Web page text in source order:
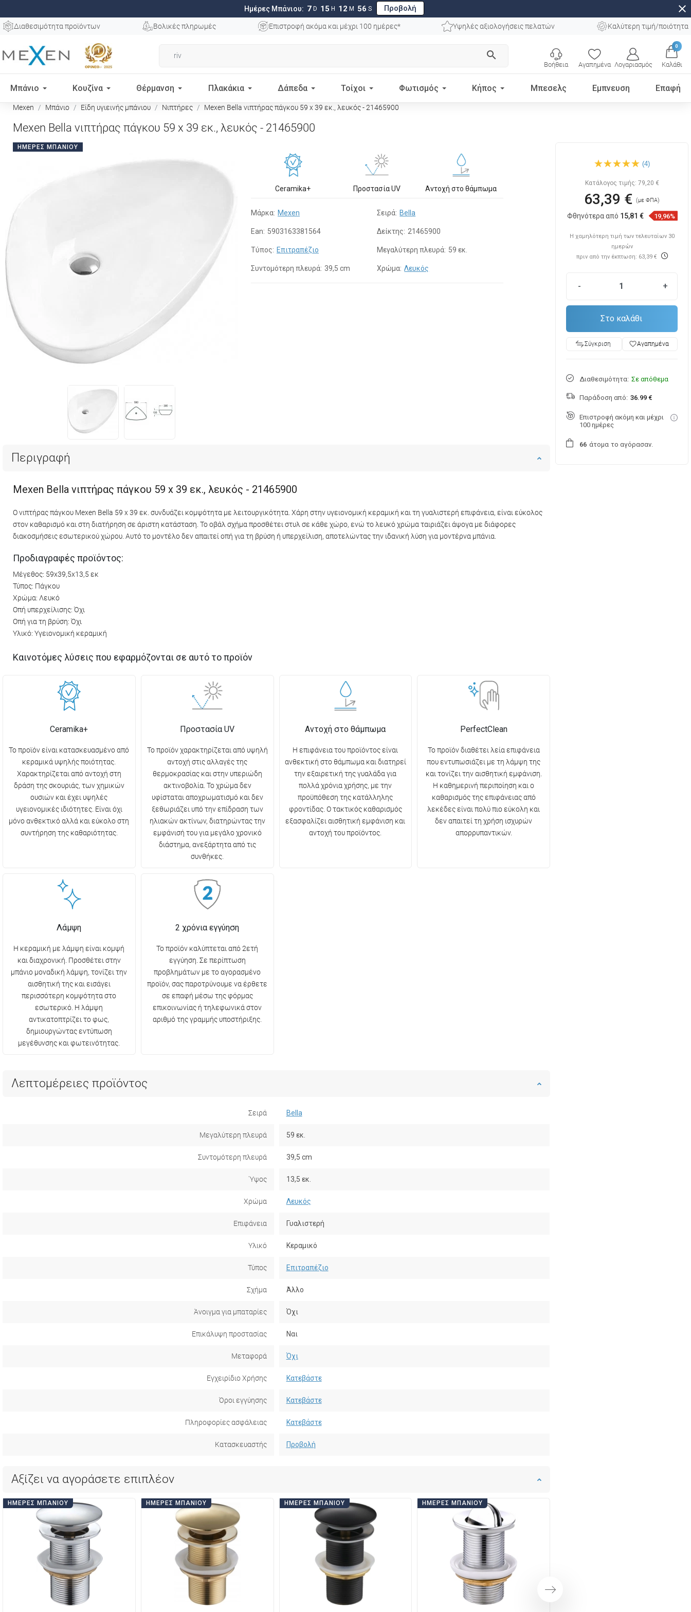
Ημέρες Μπάνιου: 7 D 15 H 12 M 55 S Προβολή close
Διαθεσιμότητα προϊόντων Βολικές πληρωμές Επιστροφή ακόμα και μέχρι 100 ημέρες* Υψηλές αξιολογήσεις πελατών Καλύτερη τιμή/ποιότητα
search
Αγαπημένα Λογαριασμός
0
Καλάθι
Βοήθεια
Μπάνιο Κουζίνα Θέρμανση Πλακάκια Δάπεδα Τοίχοι Φωτισμός Κήπος Μπεσελς Εμπνευση Επαφή
Mexen Μπάνιο Είδη υγιεινής μπάνιου Νιπτήρες Mexen Bella νιπτήρας πάγκου 59 x 39 εκ., λευκός - 21465900
Mexen Bella νιπτήρας πάγκου 59 x 39 εκ., λευκός - 21465900
ΗΜΈΡΕΣ ΜΠΆΝΙΟΥ
Ceramika+ Προστασία UV Αντοχή στο θάμπωμα
Μάρκα: Mexen Σειρά: Bella
Ean: 5903163381564 Δείκτης: 21465900
Τύπος: Επιτραπέζιο Μεγαλύτερη πλευρά: 59 εκ.
Συντομότερη πλευρά: 39,5 cm Χρώμα: Λευκός
Περιγραφή
Mexen Bella νιπτήρας πάγκου 59 x 39 εκ., λευκός - 21465900
Ο νιπτήρας πάγκου Mexen Bella 59 x 39 εκ. συνδυάζει κομψότητα με λειτουργικότητα. Χάρη στην υγειονομική κεραμική και τη γυαλιστερή επιφάνεια, είναι εύκολος
στον καθαρισμό και στη διατήρηση σε άριστη κατάσταση. Το οβάλ σχήμα προσθέτει στυλ σε κάθε χώρο, ενώ το λευκό χρώμα ταιριάζει άψογα με διάφορες
διακοσμήσεις εσωτερικού χώρου. Αυτό το μοντέλο δεν απαιτεί οπή για τη βρύση ή υπερχείλιση, αποτελώντας την ιδανική λύση για μοντέρνα μπάνια.
Προδιαγραφές προϊόντος:
Μέγεθος: 59x39,5x13,5 εκ
Τύπος: Πάγκου
Χρώμα: Λευκό
Οπή υπερχείλισης: Όχι
Οπή για τη βρύση: Όχι
Υλικό: Υγειονομική κεραμική
Καινοτόμες λύσεις που εφαρμόζονται σε αυτό το προϊόν
Ceramika+
Το προϊόν είναι κατασκευασμένο από
κεραμικά υψηλής ποιότητας.
Χαρακτηρίζεται από αντοχή στη
δράση της σκουριάς, των χημικών
ουσιών και έχει υψηλές
υγειονομικές ιδιότητες. Είναι όχι
μόνο ανθεκτικό αλλά και εύκολο στη
συντήρηση της καθαριότητας.
Προστασία UV
Το προϊόν χαρακτηρίζεται από υψηλή
αντοχή στις αλλαγές της
θερμοκρασίας και στην υπεριώδη
ακτινοβολία. Το χρώμα δεν
υφίσταται αποχρωματισμό και δεν
ξεθωριάζει υπό την επίδραση των
ηλιακών ακτίνων, διατηρώντας την
εμφάνισή του για μεγάλο χρονικό
διάστημα, ανεξάρτητα από τις
συνθήκες.
Αντοχή στο θάμπωμα
Η επιφάνεια του προϊόντος είναι
ανθεκτική στο θάμπωμα και διατηρεί
την εξαιρετική της γυαλάδα για
πολλά χρόνια χρήσης, με την
προϋπόθεση της κατάλληλης
φροντίδας. Ο τακτικός καθαρισμός
εξασφαλίζει αισθητική εμφάνιση και
αντοχή του προϊόντος.
PerfectClean
Το προϊόν διαθέτει λεία επιφάνεια
που εντυπωσιάζει με τη λάμψη της
και τονίζει την αισθητική εμφάνιση.
Η καθημερινή περιποίηση και ο
καθαρισμός της επιφάνειας από
λεκέδες είναι πολύ πιο εύκολη και
δεν απαιτεί τη χρήση ισχυρών
απορρυπαντικών.
Λάμψη
Η κεραμική με λάμψη είναι κομψή
και διαχρονική. Προσθέτει στην
μπάνιο μοναδική λάμψη, τονίζει την
αισθητική της και εισάγει
περισσότερη κομψότητα στο
εσωτερικό. Η λάμψη
αντικατοπτρίζει το φως,
δημιουργώντας εντύπωση
μεγέθυνσης και φωτεινότητας.
2 χρόνια εγγύηση
Το προϊόν καλύπτεται από 2ετή
εγγύηση. Σε περίπτωση
προβλημάτων με το αγορασμένο
προϊόν, σας παροτρύνουμε να έρθετε
σε επαφή μέσω της φόρμας
επικοινωνίας ή τηλεφωνικά στον
αριθμό της γραμμής υποστήριξης.
Λεπτομέρειες προϊόντος
Σειρά Bella
Μεγαλύτερη πλευρά 59 εκ.
Συντομότερη πλευρά 39,5 cm
Ύψος 13,5 εκ.
Χρώμα Λευκός
Επιφάνεια Γυαλιστερή
Υλικό Κεραμικό
Τύπος Επιτραπέζιο
Σχήμα Άλλο
Άνοιγμα για μπαταρίες Όχι
Επικάλυψη προστασίας Ναι
Μεταφορά Όχι
Εγχειρίδιο Χρήσης Κατεβάστε
Όροι εγγύησης Κατεβάστε
Πληροφορίες ασφάλειας Κατεβάστε
Κατασκευαστής Προβολή
Αξίζει να αγοράσετε επιπλέον
ΗΜΈΡΕΣ ΜΠΆΝΙΟΥ ΗΜΈΡΕΣ ΜΠΆΝΙΟΥ ΗΜΈΡΕΣ ΜΠΆΝΙΟΥ ΗΜΈΡΕΣ ΜΠΆΝΙΟΥ
Επόμενο
πάγκου 59 x 39 εκ., λευκός -
(4)
Κατάλογος τιμής: 79,20 €
63,39 €(με ΦΠΑ)
Φθηνότερα από 15,81 € 19,96%
Η χαμηλότερη τιμή των τελευταίων 30
ημερών
πριν από την έκπτωση: 63,39 €
- +
Στο καλάθι
Σύγκριση favorite_borderΑγαπημένα
Διαθεσιμότητα: Σε απόθεμα
Παράδοση από: 36.99 €
Επιστροφή ακόμη και μέχρι
100 ημέρες
66 άτομα το αγόρασαν.